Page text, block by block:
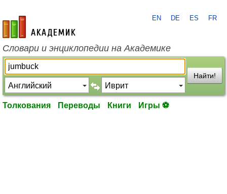
academic.ru
EN DE ES FR
Словари и энциклопедии на Академике
Найти!
Толкования Переводы Книги Игры ⚽